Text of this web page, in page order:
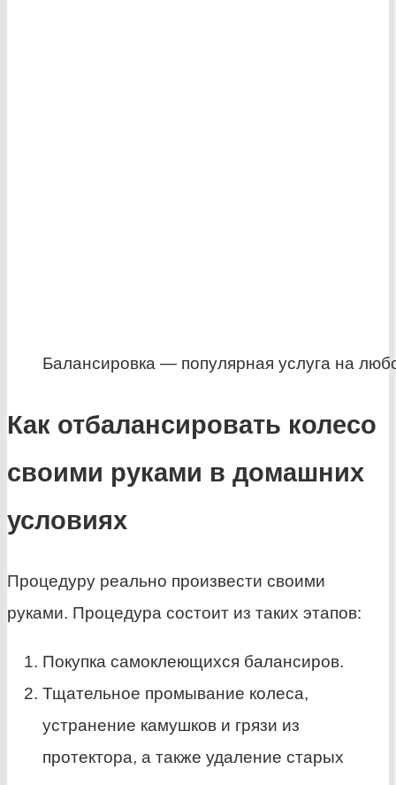
Балансировка — популярная услуга на
Как отбалансировать колесо
своими руками в домашних
условиях
Процедуру реально произвести своими
руками. Процедура состоит из таких этапов:
Покупка самоклеющихся балансиров.
Тщательное промывание колеса,
устранение камушков и грязи из
протектора, а также удаление старых